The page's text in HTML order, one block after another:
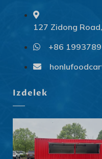
127 Zidong
+86
Izdelek